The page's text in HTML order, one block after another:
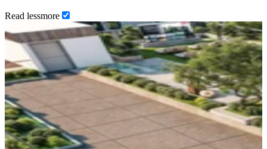
Read lessmore